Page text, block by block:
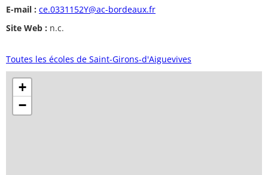
E-mail : ce.0331152Y@ac-bordeaux.fr
Site Web : n.c.
Toutes les écoles de Saint-Girons-d'Aiguevives
+
−